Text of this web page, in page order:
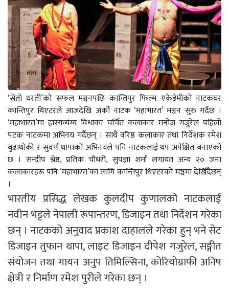
‘सेतो धरती’को सफल मञ्चनपछि कान्तिपुर फिल्म एकेडेमीको नाटकघर
कान्तिपुर थिएटरले आजदेखि अर्को नाटक ‘महाभारत’ मञ्चन सुरु गर्दैछ ।
‘महाभारत’मा हास्यव्यंग्य विधाका चर्चित कलाकार मनोज गजुरेल पहिलो
पटक नाटकमा अभिनय गर्दैछन् । साथै वरिष्ठ कलाकार तथा निर्देशक रमेश
बुढाथोकी र सुवर्ण थापाको अभिनयले पनि नाटकलाई थप अपेक्षित बनाएको
छ । सन्दीप श्रेष्ठ, प्रतिक चौधरी, सुपज्ञा शर्मा लगायत अन्य २० जना
कलाकारहरू पनि ‘महाभारत’का लागि कान्तिपुर थिएटरको मञ्चमा देखिँदैछन्
।
भारतीय प्रसिद्ध लेखक कुलदीप कुणालको नाटकलाई
नवीन भट्टले नेपाली रूपान्तरण, डिजाइन तथा निर्देशन गरेका
छन् । नाटकको अनुवाद प्रकाश दाहालले गरेका हुन् भने सेट
डिजाइन तुफान थापा, लाइट डिजाइन दीपेश गजुरेल, सङ्गीत
संयोजन तथा गायन अनुप तिमिल्सिना, कोरियोग्राफी अनिष
क्षेत्री र निर्माण रमेश पुरीले गरेका छन् ।